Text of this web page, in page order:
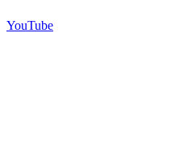
YouTube